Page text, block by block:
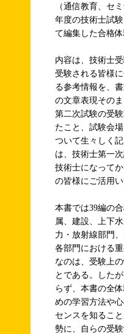
（通信教育、セ
年度の技術士試
て編集した合格体
内容は、技術士
受験される皆様
る参考情報を、
の文章表現その
第二次試験の受
たこと、試験会
ついて生々しく
は、技術士第一
技術士になって
の皆様にご活用い
本書では39編の
属、建設、上下
力・放射線部門
各部門における
なのは、受験上
とである。した
らず、本書の全
めの学習方法や
センスを知るこ
勢に、自らの受